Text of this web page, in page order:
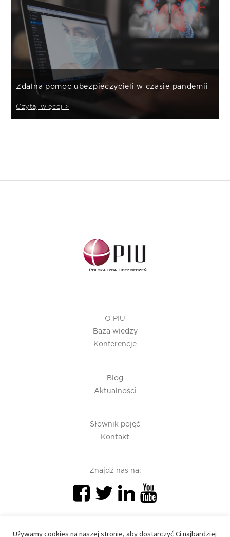
Zdalna pomoc ubezpieczycieli w czasie pandemii
Czytaj więcej >
O PIU
Baza wiedzy
Konferencje
Blog
Aktualności
Słownik pojęć
Kontakt
Znajdź nas na:
Używamy cookies na naszej stronie, aby dostarczyć Ci najbardziej